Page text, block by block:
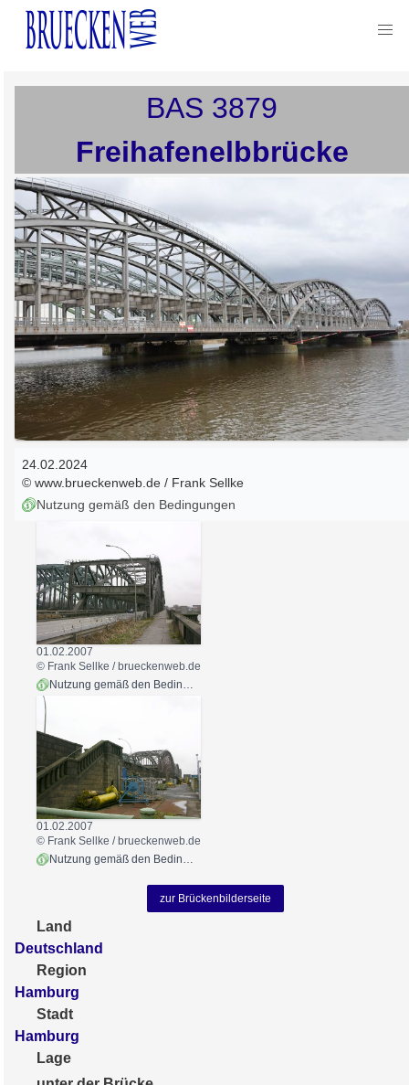
BAS 3879
Freihafenelbbrücke
24.02.2024
© www.brueckenweb.de / Frank Sellke
Nutzung gemäß den Bedingungen
01.02.2007
© Frank Sellke / brueckenweb.de
01.02.2007
© Frank Sellke / brueckenweb.de
zur Brückenbilderseite
Land
Deutschland
Region
Hamburg
Stadt
Hamburg
Lage